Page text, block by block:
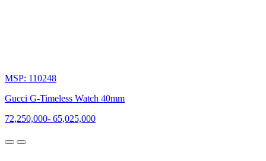
MSP: 110248
Gucci G-Timeless Watch 40mm
72,250,000- 65,025,000